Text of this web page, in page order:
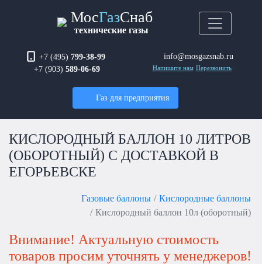
МосГазСнаб
технические газы
+7 (495) 799-38-99
+7 (903) 589-06-69
info@mosgazsnab.ru
Напишите нам Перезвонить
Газ для предприятия
КИСЛОРОДНЫЙ БАЛЛОН 10 ЛИТРОВ
(ОБОРОТНЫЙ) С ДОСТАВКОЙ В
ЕГОРЬЕВСКЕ
Газовые баллоны
Кислородные баллоны
Кислородный баллон 10л (оборотный)
Внимание! Актуальную стоимость
товаров просим уточнять у менеджеров!